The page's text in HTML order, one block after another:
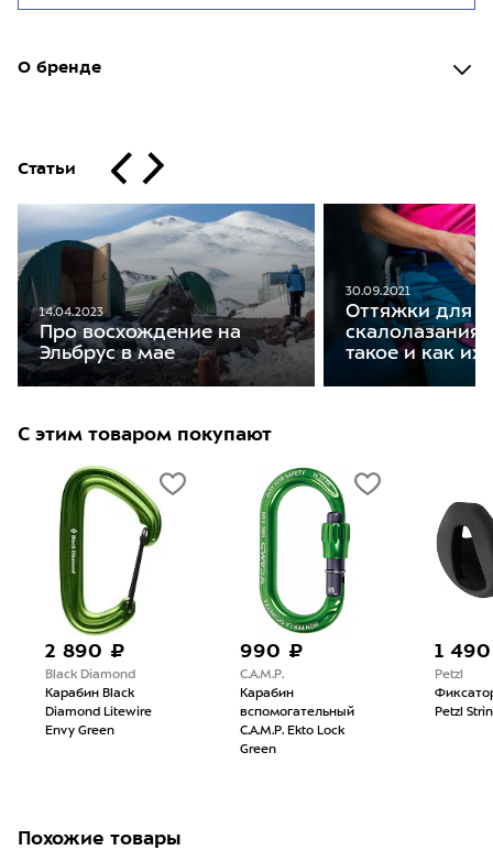
О бренде
Статьи
14.04.2023
Про восхождение на
Эльбрус в мае
30.09.2021
Оттяжки для
скалолазания:
такое и как их
С этим товаром покупают
2 890 ₽
Black Diamond
Карабин Black
Diamond Litewire
Envy Green
990 ₽
C.A.M.P.
Карабин
вспомогательный
C.A.M.P. Ekto Lock
Green
1
Petzl
Petzl
Похожие товары